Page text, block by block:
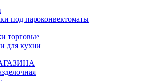
под пароконвектоматы
торговые
для кухни